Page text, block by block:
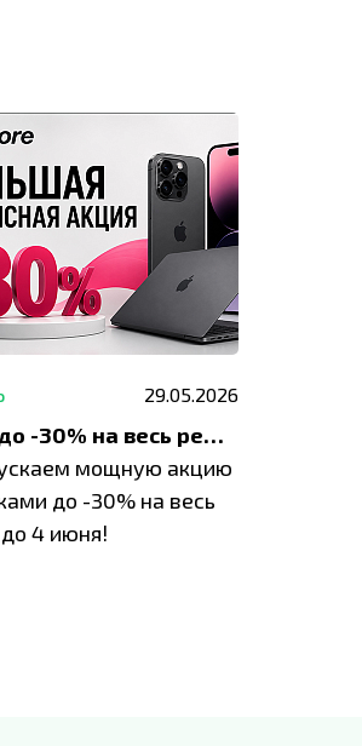
29.05.2026
Акция: до -30% на весь ремонт техники Apple
мощную акцию
до -30% на весь
4 июня!